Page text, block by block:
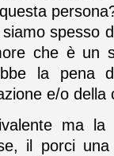
spesso
che è un
la pena
e/o della
ma la
il porci una